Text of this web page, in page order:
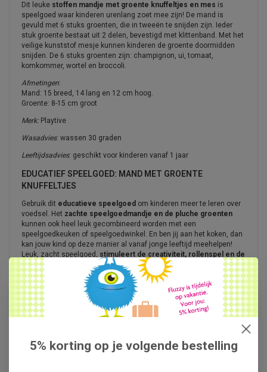
Dit leuke stoffen mandje met groente knuffeltjes en mes is
speelgoed waar kinderen urenlang zoet mee zijn! De mand is
gevuld met 6 stuks groenten, die in tweeën te snijden zijn. Ieder
stuk groente bestaat uit 2 delen, bevestigd met klittenband. Met het
veilige kunststof mesje kunnen kinderen de groente doormidden
snijden. De 6 stuks groenten zijn: champignon, ui, tomaat,
komkommer, wortel en broccoli.
Afmetingen:
Mand: 15 breed, 14 lang en 12 cm hoog.
Groente: 8-15 cm groot
Merk:Playtive
Wasadvies: wassen 30 graden
Leeftijdsadvies: geschikt voor kinderen vanaf 1 jaar
EDUCATIEF SPEELGOED: MAND MET GROENTE
KNUFFELTJES
Gebruik dit educatieve speelgoed om kinderen meer te leren over
voedsel. Het zachte speelgoedmandje en de pluche groenten
kunnen ook heel leuk gecombineerd worden met een
speelgoedkeuken of speelgoedwinkel. En ben jij aan het koken, dan
kan jouw kind op deze manier al vanaf jonge leeftijd meehelpen!
Leuk, zacht speelgoed, stimuleert de creativiteit, rollenspel en de
verbeelding
Bij webshop Fluzzy blijven we ons aanbod educatief speelgoed
uitbreiden! Leer kinderen meer over bijzondere dieren, zoals
insecten of dieren uit alle delen van de wereld. Kijk ook eens bij
onze andere leerzame knuffels!
naar Nederland. Gratis verzending voor zendingen naar België bij
bestellingen vanaf 60 euro).
5% korting op je volgende bestelling